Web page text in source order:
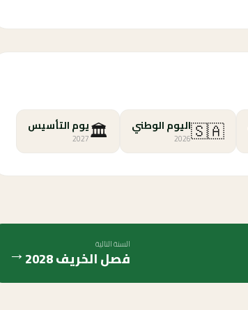
🇸🇦اليوم الوطني
2026
🏛️يوم التأسيس
2027
السنة التالية
فصل الخريف2028
→